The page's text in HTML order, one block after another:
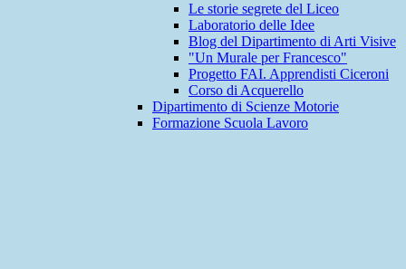
Le storie segrete del Liceo
Laboratorio delle Idee
Blog del Dipartimento di Arti Visive
"Un Murale per Francesco"
Progetto FAI. Apprendisti Ciceroni
Corso di Acquerello
Dipartimento di Scienze Motorie
Formazione Scuola Lavoro